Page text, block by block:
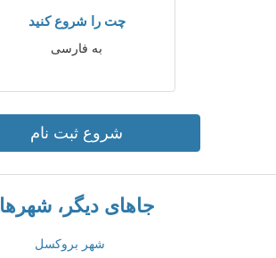
چت را شروع کنید
به فارسی
شروع ثبت نام
جاهای دیگر، شهرها
شهر بروکسل